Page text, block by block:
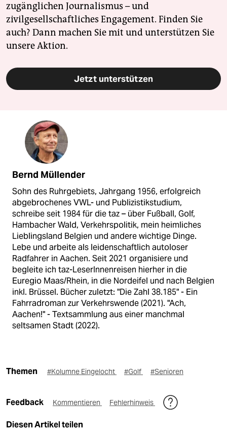
zugänglichen Journalismus – und
zivilgesellschaftliches Engagement. Finden Sie
auch? Dann machen Sie mit und unterstützen Sie
unsere Aktion.
Jetzt unterstützen
Bernd Müllender
Sohn des Ruhrgebiets, Jahrgang 1956, erfolgreich
abgebrochenes VWL- und Publizistikstudium,
schreibe seit 1984 für die taz – über Fußball, Golf,
Hambacher Wald, Verkehrspolitik, mein heimliches
Lieblingsland Belgien und andere wichtige Dinge.
Lebe und arbeite als leidenschaftlich autoloser
Radfahrer in Aachen. Seit 2021 organisiere und
begleite ich taz-LeserInnenreisen hierher in die
Euregio Maas/Rhein, in die Nordeifel und nach Belgien
inkl. Brüssel. Bücher zuletzt: "Die Zahl 38.185" - Ein
Fahrradroman zur Verkehrswende (2021). "Ach,
Aachen!" - Textsammlung aus einer manchmal
seltsamen Stadt (2022).
Themen #Kolumne Eingelocht #Golf #Senioren
Feedback Kommentieren Fehlerhinweis
Diesen Artikel teilen